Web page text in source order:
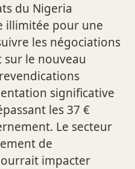
du Nigeria
illimitée pour une
les négociations
sur le nouveau
significative
les 37 €
Le secteur
de
impacter